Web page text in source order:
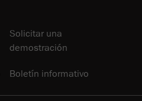
Solicitar una
demostración
Boletín informativo